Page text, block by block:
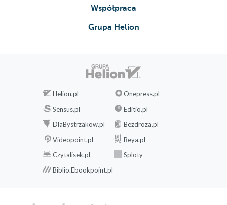
Współpraca
Grupa Helion
Helion.pl
Onepress.pl
Sensus.pl
Editio.pl
DlaBystrzakow.pl
Bezdroza.pl
Videopoint.pl
Beya.pl
Czytalisek.pl
Sploty
Biblio.Ebookpoint.pl